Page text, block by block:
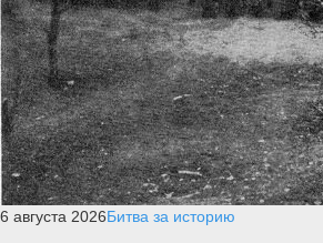
6 августа 2026Битва за историю